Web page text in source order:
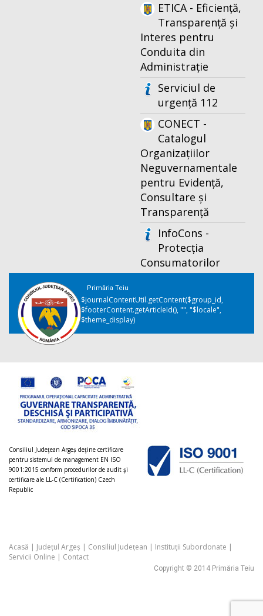
ETICA - Eficiență,
Transparență și
Interes pentru
Conduita din
Administrație
Serviciul de
urgență 112
CONECT -
Catalogul
Organizațiilor
Neguvernamentale
pentru Evidență,
Consultare și
Transparență
InfoCons -
Protecția
Consumatorilor
Primăria Teiu
$journalContentUtil.getContent($group_id,
$footerContent.getArticleId(), "", "$locale",
$theme_display)
Consiliul Judeţean Argeș deţine certificare
pentru sistemul de management EN ISO
9001:2015 conform procedurilor de audit şi
certificare ale LL-C (Certification) Czech
Republic
Acasă | Județul Argeș | Consiliul Județean | Instituții Subordonate |
Servicii Online | Contact
Copyright © 2014 Primăria Teiu